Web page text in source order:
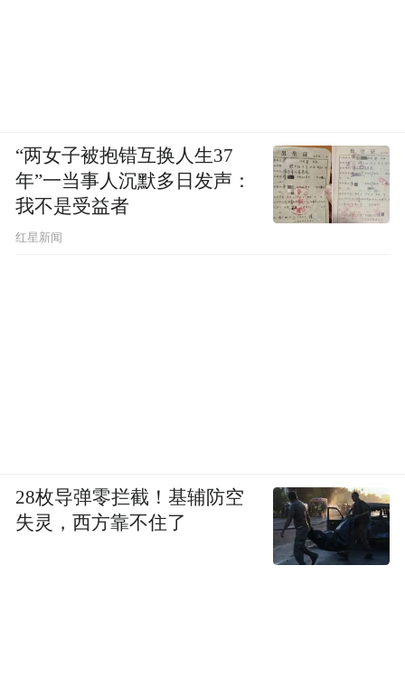
“两女子被抱错互换人生37
年”一当事人沉默多日发声：
我不是受益者
红星新闻
28枚导弹零拦截！基辅防空
失灵，西方靠不住了